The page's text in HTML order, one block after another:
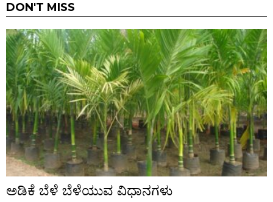
DON'T MISS
ಅಡಿಕೆ ಬೆಳೆ ಬೆಳೆಯುವ ವಿಧಾನಗಳು